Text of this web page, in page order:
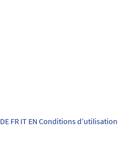
DE FR IT EN Conditions d’utilisation